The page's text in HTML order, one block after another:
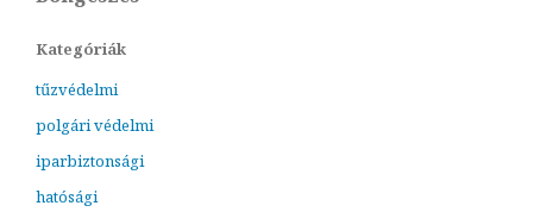
Kategóriák
tűzvédelmi
polgári védelmi
iparbiztonsági
hatósági